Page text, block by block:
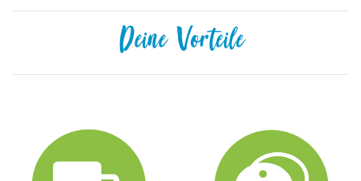
Deine Vorteile